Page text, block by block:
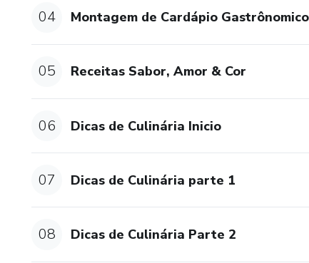
04 Montagem de Cardápio Gastrônomico
05 Receitas Sabor, Amor & Cor
06 Dicas de Culinária Inicio
07 Dicas de Culinária parte 1
08 Dicas de Culinária Parte 2